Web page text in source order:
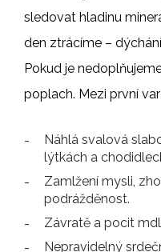
sledovat hladinu
den ztrácíme –
Pokud je
poplach. Mezi první
Náhlá svalová
lýtkách a
Zamlžení mysli,
podrážděnost.
Závratě a pocit
Nepravidelný